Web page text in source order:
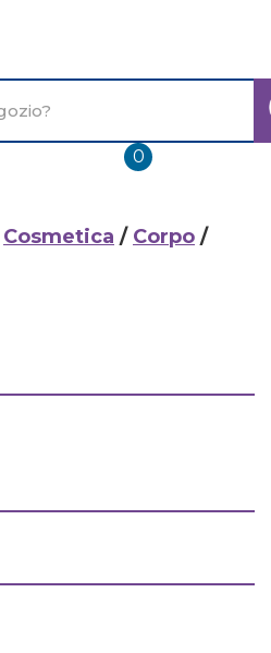
0prodotti
inseriti
Cosmetica / Corpo /